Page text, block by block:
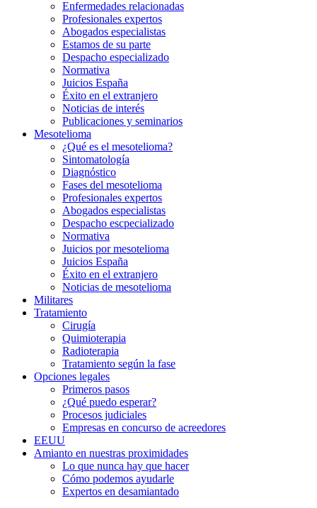
Enfermedades relacionadas
Profesionales expertos
Abogados especialistas
Estamos de su parte
Despacho especializado
Normativa
Juicios España
Éxito en el extranjero
Noticias de interés
Publicaciones y seminarios
Mesotelioma
¿Qué es el mesotelioma?
Sintomatología
Diagnóstico
Fases del mesotelioma
Profesionales expertos
Abogados especialistas
Despacho escpecializado
Normativa
Juicios por mesotelioma
Juicios España
Éxito en el extranjero
Noticias de mesotelioma
Militares
Tratamiento
Cirugía
Quimioterapia
Radioterapia
Tratamiento según la fase
Opciones legales
Primeros pasos
¿Qué puedo esperar?
Procesos judiciales
Empresas en concurso de acreedores
EEUU
Amianto en nuestras proximidades
Lo que nunca hay que hacer
Cómo podemos ayudarle
Expertos en desamiantado